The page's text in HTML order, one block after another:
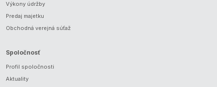
Výkony údržby
Predaj majetku
Obchodná verejná súťaž
Spoločnosť
Profil spoločnosti
Aktuality